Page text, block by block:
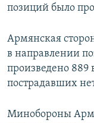
позиций было
Армянская
в направлении
произведено 889
пострадавших
Минобороны